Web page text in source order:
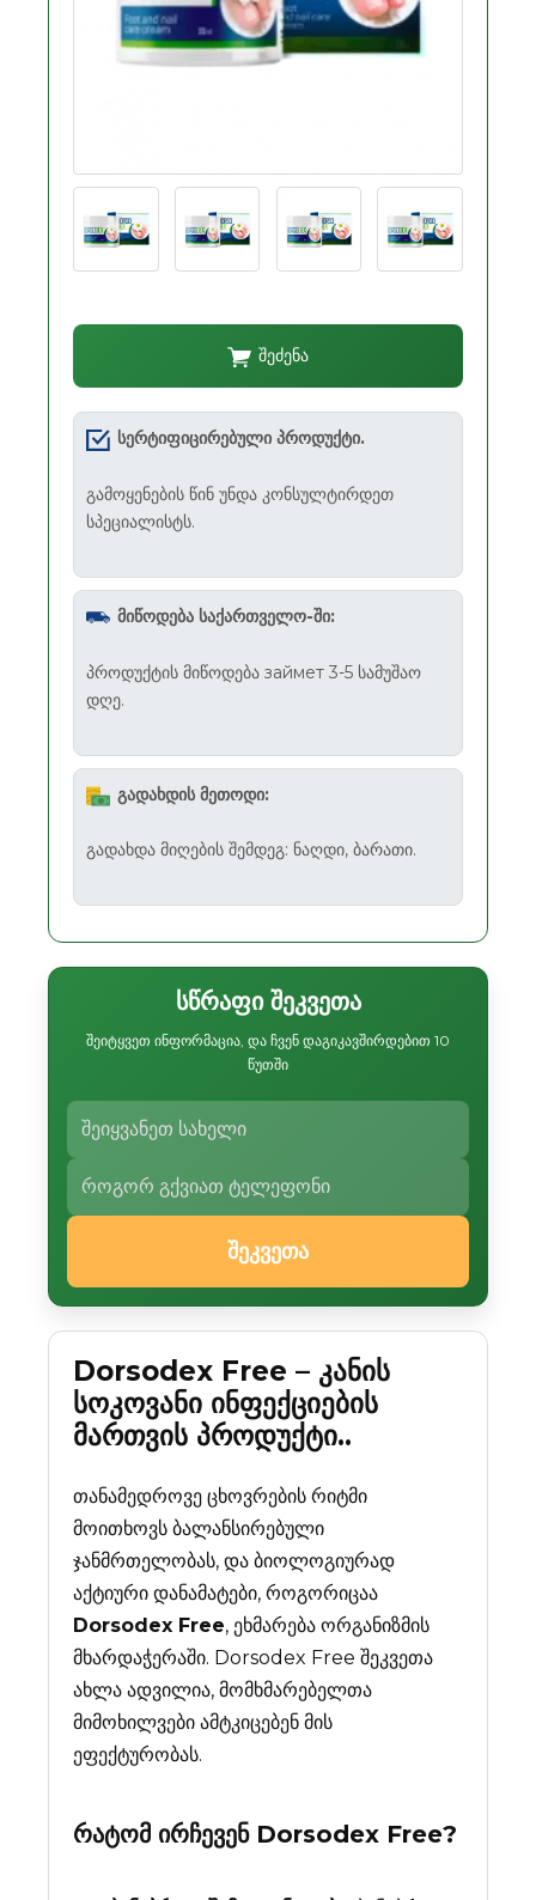
შეძენა
სერტიფიცირებული პროდუქტი.
გამოყენების წინ უნდა კონსულტირდეთ
სპეციალისტს.
მიწოდება საქართველო-ში:
პროდუქტის მიწოდება займет 3-5 სამუშაო
დღე.
გადახდის მეთოდი:
გადახდა მიღების შემდეგ: ნაღდი, ბარათი.
სწრაფი შეკვეთა
შეიტყვეთ ინფორმაცია, და ჩვენ დაგიკავშირდებით 10
წუთში
შეკვეთა
Dorsodex Free – კანის
სოკოვანი ინფექციების
მართვის პროდუქტი..
თანამედროვე ცხოვრების რიტმი
მოითხოვს ბალანსირებული
ჯანმრთელობას, და ბიოლოგიურად
აქტიური დანამატები, როგორიცაა
Dorsodex Free, ეხმარება ორგანიზმის
მხარდაჭერაში. Dorsodex Free შეკვეთა
ახლა ადვილია, მომხმარებელთა
მიმოხილვები ამტკიცებენ მის
ეფექტურობას.
რატომ ირჩევენ Dorsodex Free?